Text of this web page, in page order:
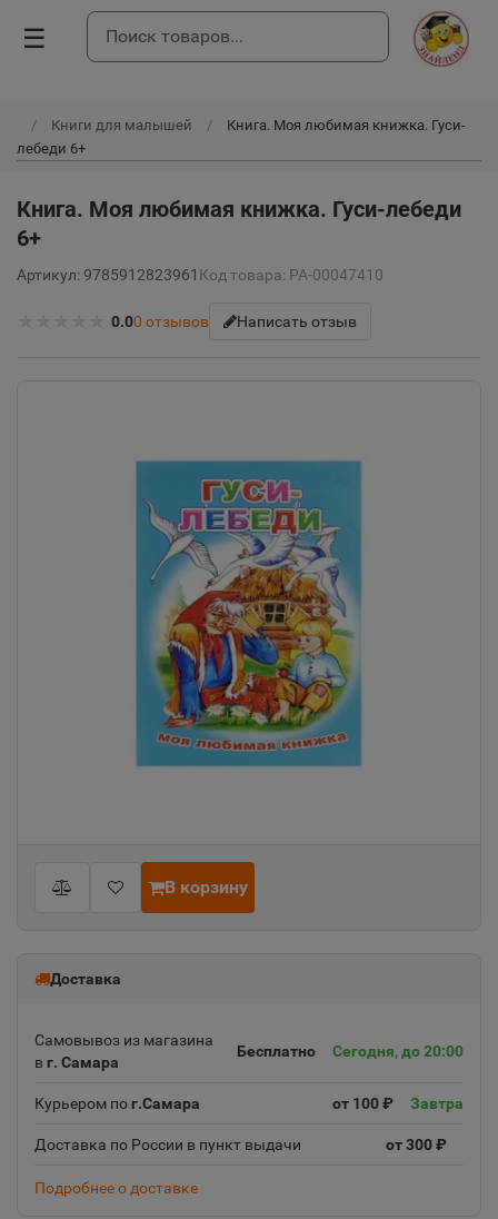
☰
Книги для малышей
Книга. Моя любимая книжка. Гуси-
лебеди 6+
Книга. Моя любимая книжка. Гуси-лебеди
6+
Артикул: 9785912823961 Код товара: РА-00047410
0.00 отзывов Написать отзыв
В корзину
Доставка
Самовывоз из магазина
в г. Самара
Бесплатно Сегодня, до 20:00
Курьером пог.Самара от 100 ₽ Завтра
Доставка по России в пункт выдачи от 300 ₽
Подробнее о доставке